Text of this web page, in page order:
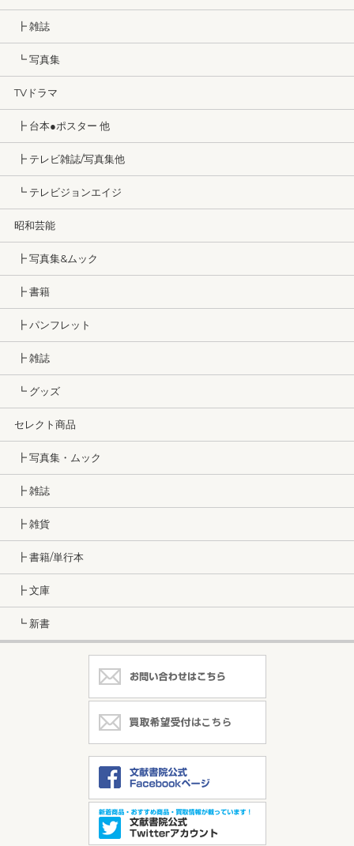
┣ 雑誌
┗ 写真集
TVドラマ
┣ 台本●ポスター 他
┣ テレビ雑誌/写真集他
┗ テレビジョンエイジ
昭和芸能
┣ 写真集&ムック
┣ 書籍
┣ パンフレット
┣ 雑誌
┗ グッズ
セレクト商品
┣ 写真集・ムック
┣ 雑誌
┣ 雑貨
┣ 書籍/単行本
┣ 文庫
┗ 新書